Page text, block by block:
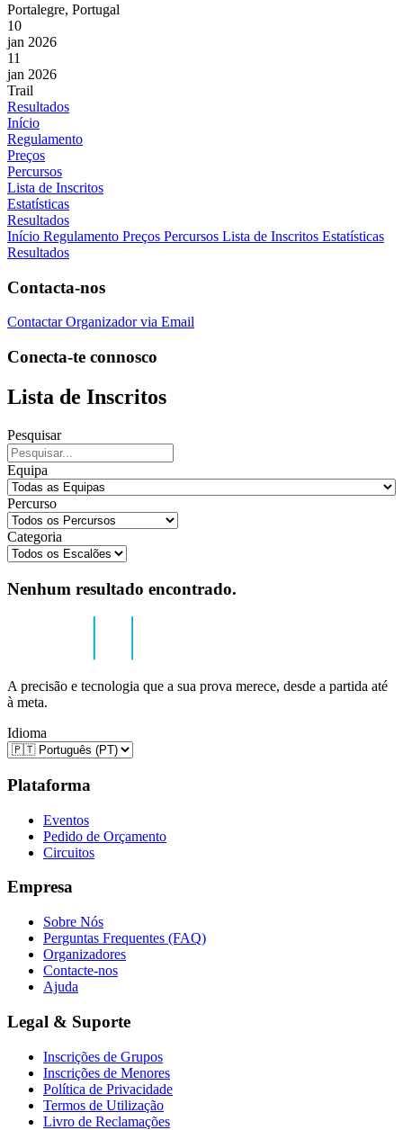
Portalegre, Portugal
10
jan 2026
11
jan 2026
Trail
Resultados
Início
Regulamento
Preços
Percursos
Lista de Inscritos
Estatísticas
Resultados
Início Regulamento Preços Percursos Lista de Inscritos Estatísticas
Resultados
Contacta-nos
Contactar Organizador via Email
Conecta-te connosco
Lista de Inscritos
Pesquisar
Equipa
Percurso
Categoria
Nenhum resultado encontrado.
A precisão e tecnologia que a sua prova merece, desde a partida até
à meta.
Idioma
Plataforma
Eventos
Pedido de Orçamento
Circuitos
Empresa
Sobre Nós
Perguntas Frequentes (FAQ)
Organizadores
Contacte-nos
Ajuda
Legal & Suporte
Inscrições de Grupos
Inscrições de Menores
Política de Privacidade
Termos de Utilização
Livro de Reclamações